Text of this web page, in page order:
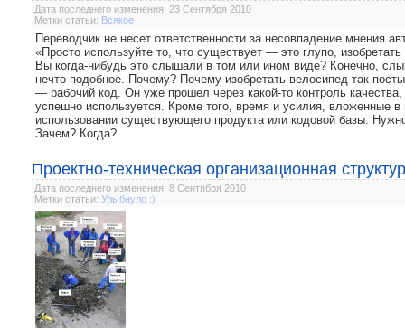
Дата последнего изменения: 23 Сентября 2010
Метки статьи: Всякое
Переводчик не несет ответственности за несовпадение мнения
«Просто используйте то, что существует — это глупо,
Вы когда-нибудь это слышали в том или ином виде? Конечно,
нечто подобное. Почему? Почему изобретать велосипед так
— рабочий код. Он уже прошел через какой-то контроль
успешно используется. Кроме того, время и усилия, вложенные в
использовании существующего продукта или кодовой базы.
Зачем? Когда?
Проектно-техническая организационная
Дата последнего изменения: 8 Сентября 2010
Метки статьи: Улыбнуло :)